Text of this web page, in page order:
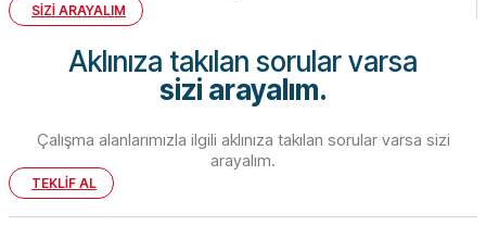
SİZİ ARAYALIM
Aklınıza takılan sorular varsa
sizi arayalım.
Çalışma alanlarımızla ilgili aklınıza takılan sorular varsa sizi
arayalım.
TEKLİF AL